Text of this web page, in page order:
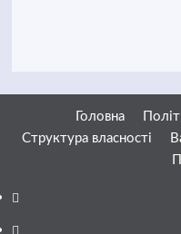
Головна
Структура власності
Facebook
YouTube